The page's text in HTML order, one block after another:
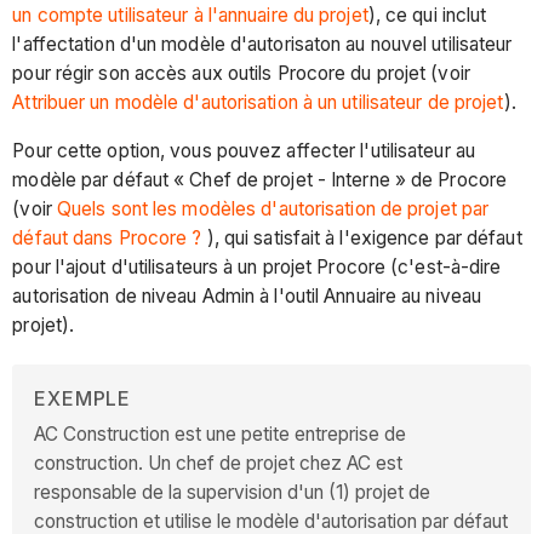
un compte utilisateur à l'annuaire du projet), ce qui inclut
l'affectation d'un modèle d'autorisaton au nouvel utilisateur
pour régir son accès aux outils Procore du projet (voir
Attribuer un modèle d'autorisation à un utilisateur de projet).
Pour cette option, vous pouvez affecter l'utilisateur au
modèle par défaut « Chef de projet - Interne » de Procore
(voir Quels sont les modèles d'autorisation de projet par
défaut dans Procore ? ), qui satisfait à l'exigence par défaut
pour l'ajout d'utilisateurs à un projet Procore (c'est-à-dire
autorisation de niveau Admin à l'outil Annuaire au niveau
projet).
EXEMPLE
AC Construction est une petite entreprise de
construction. Un chef de projet chez AC est
responsable de la supervision d'un (1) projet de
construction et utilise le modèle d'autorisation par défaut